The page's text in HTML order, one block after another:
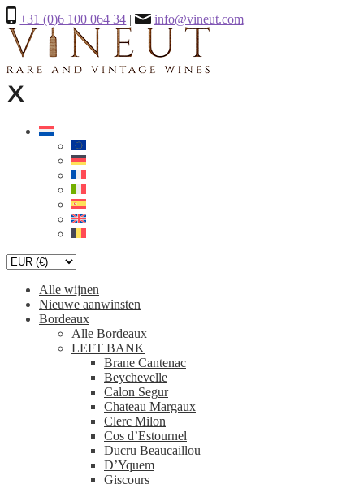
+31 (0)6 100 064 34 | info@vineut.com
Alle wijnen
Nieuwe aanwinsten
Bordeaux
Alle Bordeaux
LEFT BANK
Brane Cantenac
Beychevelle
Calon Segur
Chateau Margaux
Clerc Milon
Cos d’Estournel
Ducru Beaucaillou
D’Yquem
Giscours